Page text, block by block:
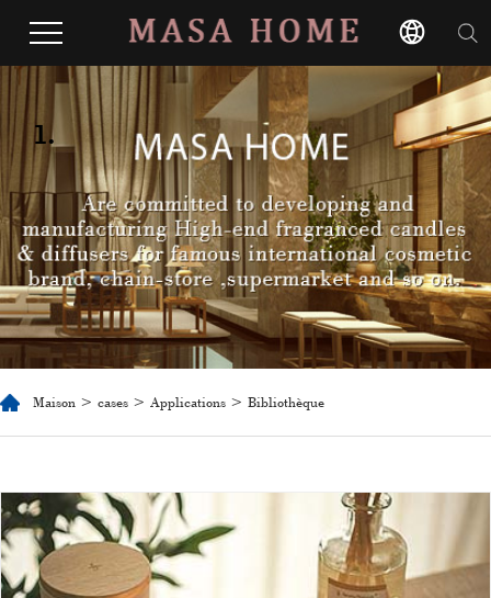
1.
Maison > cases > Applications > Bibliothèque